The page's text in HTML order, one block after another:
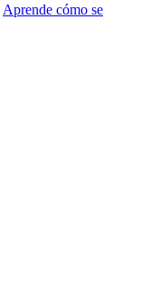
Aprende cómo se